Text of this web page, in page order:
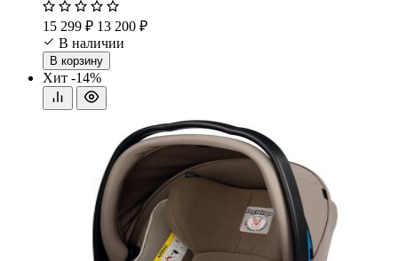
15 299 ₽ 13 200 ₽
В наличии
В корзину
Хит -14%